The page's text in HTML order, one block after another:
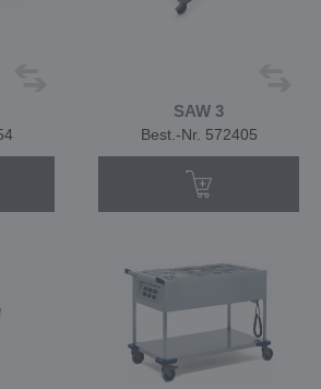
SAW 3
Best.-Nr. 572405